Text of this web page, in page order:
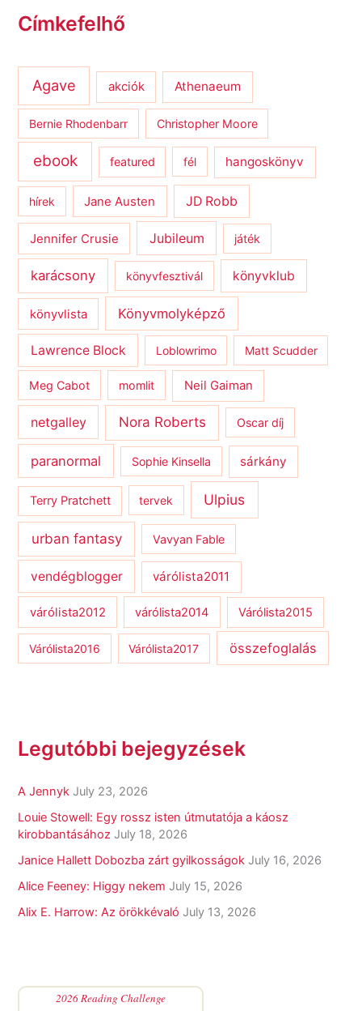
Címkefelhő
Agave akciók Athenaeum
Bernie Rhodenbarr Christopher Moore
ebook featured fél hangoskönyv
hírek Jane Austen JD Robb
Jennifer Crusie Jubileum játék
karácsony könyvfesztivál könyvklub
könyvlista Könyvmolyképző
Lawrence Block Loblowrimo Matt Scudder
Meg Cabot momlit Neil Gaiman
netgalley Nora Roberts Oscar díj
paranormal Sophie Kinsella sárkány
Terry Pratchett tervek Ulpius
urban fantasy Vavyan Fable
vendégblogger várólista2011
várólista2012 várólista2014 Várólista2015
Várólista2016 Várólista2017 összefoglalás
Legutóbbi bejegyzések
A Jennyk July 23, 2026
Louie Stowell: Egy ​rossz isten útmutatója a káosz
kirobbantásához July 18, 2026
Janice Hallett Dobozba zárt gyilkosságok July 16, 2026
Alice Feeney: Higgy nekem July 15, 2026
Alix E. Harrow: Az örökkévaló July 13, 2026
2026 Reading Challenge